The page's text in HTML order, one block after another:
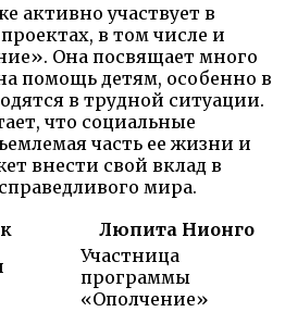
активно участвует в
в том числе и
Она посвящает много
помощь детям, особенно в
в трудной ситуации.
что социальные
часть ее жизни и
внести свой вклад в
мира.
Люпита Нионго
Участница
программы
«Ополчение»